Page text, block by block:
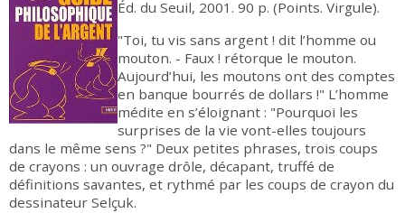
Éd. du Seuil, 2001. 90 p. (Points. Virgule).
"Toi, tu vis sans argent ! dit l’homme ou
mouton. - Faux ! rétorque le mouton.
Aujourd’hui, les moutons ont des comptes
en banque bourrés de dollars !" L’homme
médite en s’éloignant : "Pourquoi les
surprises de la vie vont-elles toujours
dans le même sens ?" Deux petites phrases, trois coups
de crayons : un ouvrage drôle, décapant, truffé de
définitions savantes, et rythmé par les coups de crayon du
dessinateur Selçuk.